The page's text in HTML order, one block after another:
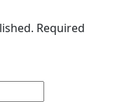
Required